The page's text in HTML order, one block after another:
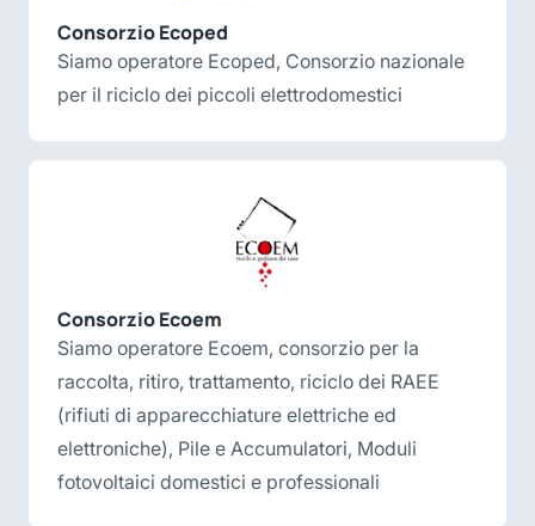
Consorzio Ecoped
Siamo operatore Ecoped, Consorzio nazionale
per il riciclo dei piccoli elettrodomestici
Consorzio Ecoem
Siamo operatore Ecoem, consorzio per la
raccolta, ritiro, trattamento, riciclo dei RAEE
(rifiuti di apparecchiature elettriche ed
elettroniche), Pile e Accumulatori, Moduli
fotovoltaici domestici e professionali